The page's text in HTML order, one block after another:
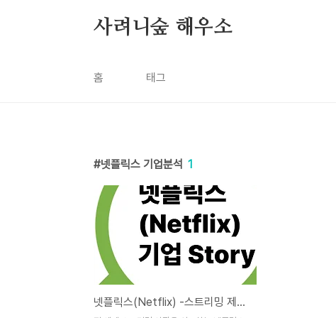
사려니숲 해우소
홈 태그
넷플릭스 기업분석 1
넷플릭스(Netflix) -스트리밍 제국의 Story